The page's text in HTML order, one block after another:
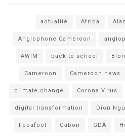
actualité Africa
Anglophone Cameroon
AWIM back to school
Cameroon Cameroon news
climate change Corona Virus
digital transformation Dion
Fecafoot Gabon GDA